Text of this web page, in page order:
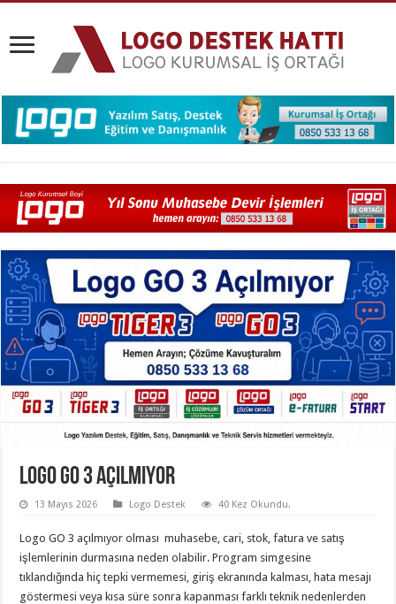
Logo GO 3 Açılmıyor
13 Mayıs 2026 Logo Destek 40 Kez Okundu.
Logo GO 3 açılmıyor olması muhasebe, cari, stok, fatura ve satış
işlemlerinin durmasına neden olabilir. Program simgesine
tıklandığında hiç tepki vermemesi, giriş ekranında kalması, hata mesajı
göstermesi veya kısa süre sonra kapanması farklı teknik nedenlerden